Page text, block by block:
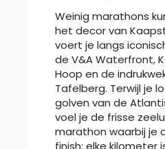
Weinig marathons
het decor van
voert je langs
de V&A Waterfront,
Hoop en de
Tafelberg. Terwijl je
golven van de
voel je de frisse
marathon waarbij je
finish: elke kilometer